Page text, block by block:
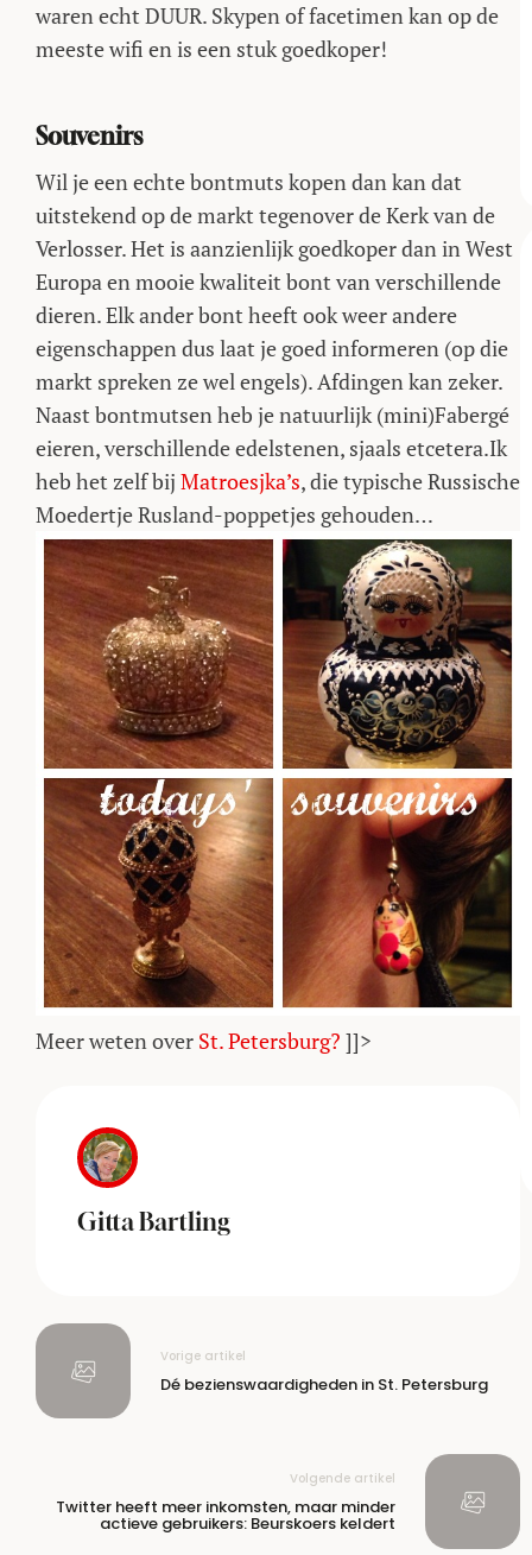
waren echt DUUR. Skypen of facetimen kan op de
meeste wifi en is een stuk goedkoper!
Souvenirs
Wil je een echte bontmuts kopen dan kan dat
uitstekend op de markt tegenover de Kerk van de
Verlosser. Het is aanzienlijk goedkoper dan in West
Europa en mooie kwaliteit bont van verschillende
dieren. Elk ander bont heeft ook weer andere
eigenschappen dus laat je goed informeren (op die
markt spreken ze wel engels). Afdingen kan zeker.
Naast bontmutsen heb je natuurlijk (mini)Fabergé
eieren, verschillende edelstenen, sjaals etcetera.Ik
heb het zelf bij Matroesjka’s, die typische Russische
Moedertje Rusland-poppetjes gehouden…
Meer weten over St. Petersburg? ]]>
Gitta Bartling
Vorige artikel
Dé bezienswaardigheden in St. Petersburg
Volgende artikel
Twitter heeft meer inkomsten, maar minder
actieve gebruikers: Beurskoers keldert